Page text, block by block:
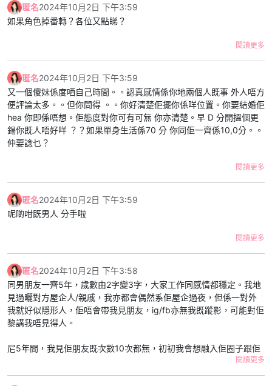
匿名2024年10月2日 下午3:59
如果角色掉番轉？各位又點睇？
閱讀更多
匿名2024年10月2日 下午3:59
又一個傻妹係度哂自己時間。。認真感情係你地兩個人既事 外人唔方
便評論太多。。但你問得 。。你好清楚佢擺你係咩位置。你要結婚佢
hea 你即係唔想。佢態度對你可有可無 你亦清楚。早 D 分開搵個更
錫你既人唔好咩 ？？如果單身生活係70 分 你同佢一齊係10,0分。。
仲要諗乜？
閱讀更多
匿名2024年10月2日 下午3:59
呢啲咁既男人 分手啦
閱讀更多
匿名2024年10月2日 下午3:58
同男朋友一齊5年，歲數由2字變3字，大家工作同感情都穩定。我地
見過曬對方屋企人/親戚，我亦都會偶然系佢屋企過夜，但係一對外
我就好似隱形人，佢唔會帶我見朋友，ig/fb亦無我既蹤影，可能對佢
黎講我唔見得人。
尼5年間，我見佢朋友既次數10次都無，初初我會想融入佢圈子跟佢
去玩。我雖然唔係外向，但自問有禮貌唔失禮，我個次跟佢去飲嘢，
佢夜晚1點幾就送左我走，之後就叫我以後唔好去，佢話朋友唔熟尷
閱讀更多